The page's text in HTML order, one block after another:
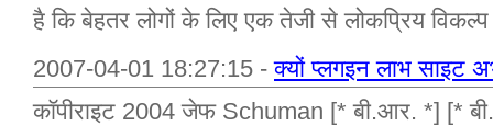
है कि बेहतर लोगों के लिए एक तेजी से लोकप्रिय
2007-04-01 18:27:15 -क्यों प्लगइन लाभ साइट
कॉपीराइट 2004 जेफ Schuman [* बी.आर. *] [*